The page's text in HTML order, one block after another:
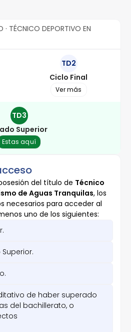
· TÉCNICO DEPORTIVO EN
TD2
Ciclo Final
Ver más
TD3
Superior
Estas aquí
del título de Técnico
de Aguas Tranquilas, los
necesarios para acceder al
uno de los siguientes:
de haber superado
del bachillerato, o